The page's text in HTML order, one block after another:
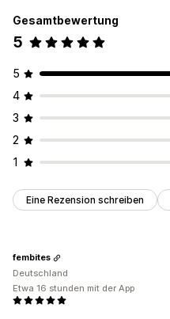
Gesamtbewertung
5
5
4
3
2
1
Eine Rezension schreiben
fembites
Deutschland
Etwa 16 stunden mit der App